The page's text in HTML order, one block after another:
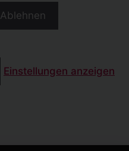
Ablehnen
Einstellungen anzeigen